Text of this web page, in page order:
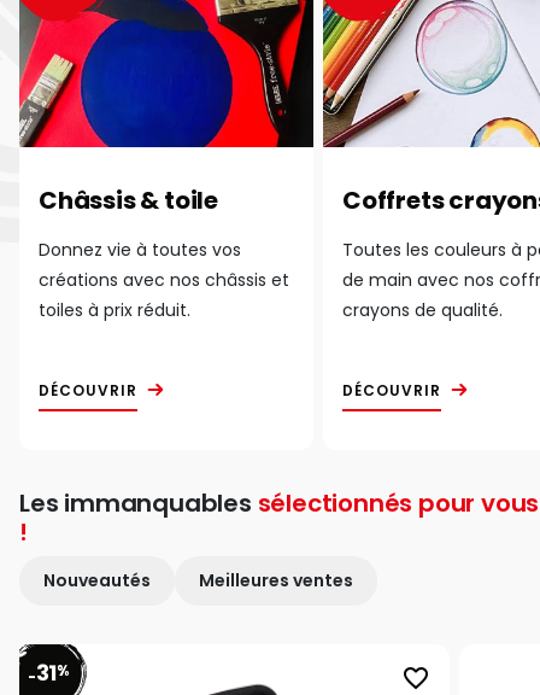
Châssis & toile
Donnez vie à toutes vos
créations avec nos châssis et
toiles à prix réduit.
DÉCOUVRIR
Coffrets
Toutes les couleurs à
de main avec nos
crayons de qualité.
DÉCOUVRIR
Les immanquables sélectionnés pour vous
!
Nouveautés Meilleures ventes
favorite_border
-31%